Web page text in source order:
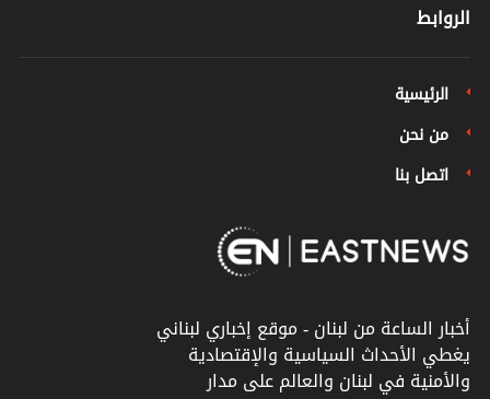
الروابط
الرئيسية
من نحن
اتصل بنا
أخبار الساعة من لبنان - موقع إخباري لبناني
يغطي الأحداث السياسية والإقتصادية
والأمنية في لبنان والعالم على مدار